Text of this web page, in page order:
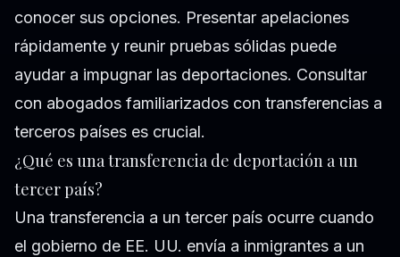
conocer sus opciones. Presentar apelaciones
rápidamente y reunir pruebas sólidas puede
ayudar a impugnar las deportaciones. Consultar
con abogados familiarizados con transferencias a
terceros países es crucial.
¿Qué es una transferencia de deportación a un
tercer país?
Una transferencia a un tercer país ocurre cuando
el gobierno de EE. UU. envía a inmigrantes a un